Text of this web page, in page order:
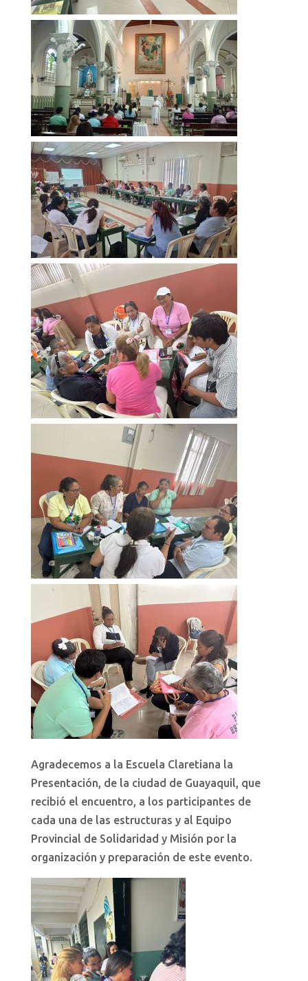
Agradecemos a la Escuela Claretiana la
Presentación, de la ciudad de Guayaquil, que
recibió el encuentro, a los participantes de
cada una de las estructuras y al Equipo
Provincial de Solidaridad y Misión por la
organización y preparación de este evento.